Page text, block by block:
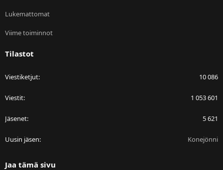
Lukemattomat
Viime toiminnot
Tilastot
Viestiketjut 10 086
Viestit 1 053 601
Jäsenet 5 621
Uusin jäsen Konejönni
Jaa tämä sivu